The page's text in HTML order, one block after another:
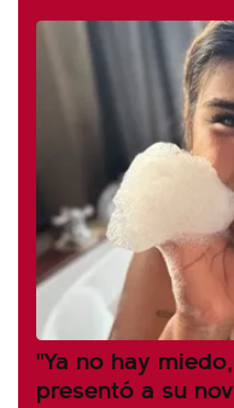
"Ya no hay
presentó a su